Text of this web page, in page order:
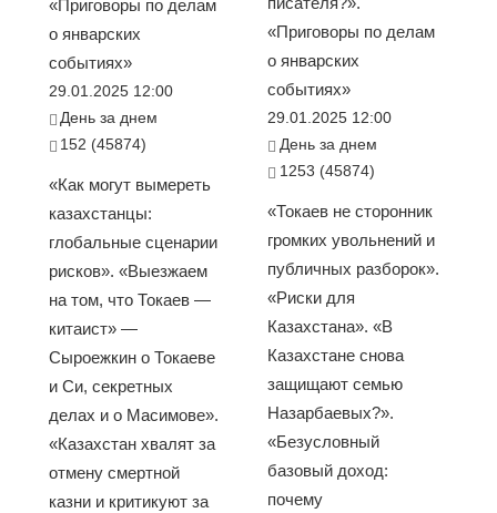
«Приговоры по делам
о январских
событиях»
29.01.2025 12:00
День за днем
152 (45874)
«Как могут вымереть
казахстанцы:
глобальные сценарии
рисков». «Выезжаем
на том, что Токаев —
китаист» —
Сыроежкин о Токаеве
и Си, секретных
делах и о Масимове».
«Казахстан хвалят за
отмену смертной
казни и критикуют за
«Приговоры по делам
о январских
событиях»
29.01.2025 12:00
День за днем
1253 (45874)
«Токаев не сторонник
громких увольнений и
публичных разборок».
«Риски для
Казахстана». «В
Казахстане снова
защищают семью
Назарбаевых?».
«Безусловный
базовый доход:
почему